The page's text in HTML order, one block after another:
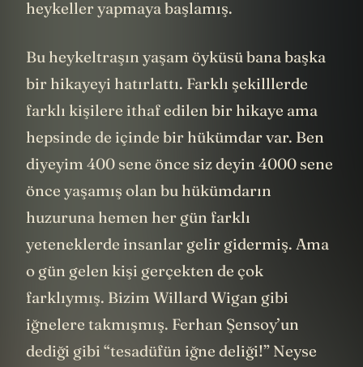
heykeller yapmaya başlamış.
Bu heykeltraşın yaşam öyküsü bana başka
bir hikayeyi hatırlattı. Farklı şekilllerde
farklı kişilere ithaf edilen bir hikaye ama
hepsinde de içinde bir hükümdar var. Ben
diyeyim 400 sene önce siz deyin 4000 sene
önce yaşamış olan bu hükümdarın
huzuruna hemen her gün farklı
yeteneklerde insanlar gelir gidermiş. Ama
o gün gelen kişi gerçekten de çok
farklıymış. Bizim Willard Wigan gibi
iğnelere takmışmış. Ferhan Şensoy’un
dediği gibi “tesadüfün iğne deliği!” Neyse